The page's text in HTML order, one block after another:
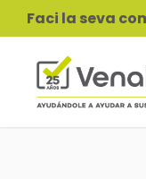
Faci la seva